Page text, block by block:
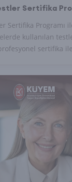
Sertifika
Sertifika Programı
kullanılan
sertifika ile